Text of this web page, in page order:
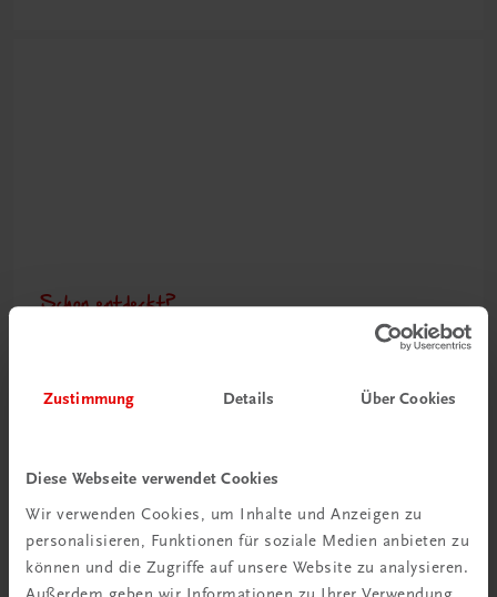
Zustimmung Details Über Cookies
Diese Webseite verwendet Cookies
Wir verwenden Cookies, um Inhalte und Anzeigen zu
personalisieren, Funktionen für soziale Medien anbieten zu
können und die Zugriffe auf unsere Website zu analysieren.
Schon entdeckt?
Mehr dazu